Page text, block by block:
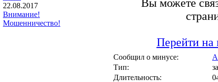
22.08.2017
Внимание!
Мошенничество!
Вы можете
Перейти на
Сообщил о минусе:
Тип:
Длительность: